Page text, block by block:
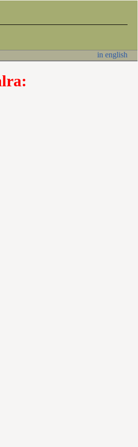
in english